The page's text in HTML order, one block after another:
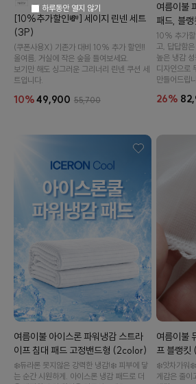
[10%추가할인💸] 세이지 린넨 세트
(3P)
(쿠폰사용X) 기존가 대비 10% 추가 할인‼️
올여름, 거실에 작은 숲을 들여보세요.
보기만 해도 싱그러운 그리너리 린넨 쿠션 세
트입니다.
10%49,900 55,700
여름이불
패드, 블
10% 추가할
고, 답답함
높은 냉감
디자인으로
만들어드립
26%
여름이불 아이스론 파워냉감 스트라
이프 침대 패드 고정밴드형 (2color)
❄️듀라론 못지않은 강력한 냉감!❄️ 피부에 닿
는 순간 시원하게. 아이스론 냉감 패드로 더
여름이불
프 블랭
❄️앗차가워
게감은 줄이
하루동안 열지 않기